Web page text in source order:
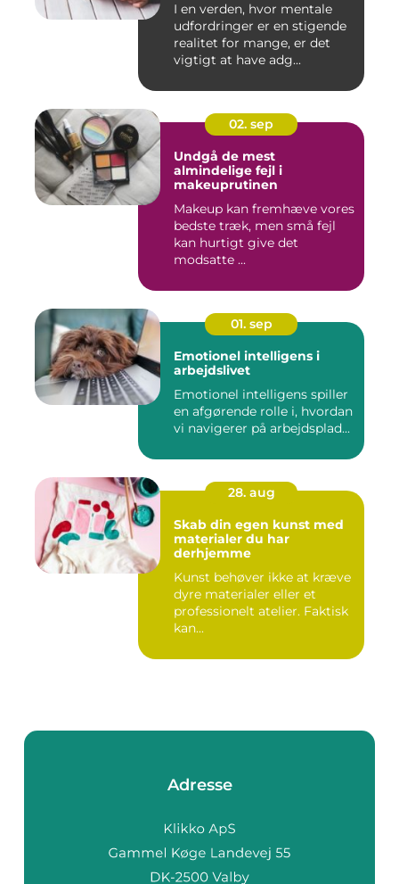
I en verden, hvor mentale
udfordringer er en stigende
realitet for mange, er det
vigtigt at have adg...
02. sep
Undgå de mest
almindelige fejl i
makeuprutinen
Makeup kan fremhæve vores
bedste træk, men små fejl
kan hurtigt give det
modsatte ...
01. sep
Emotionel intelligens i
arbejdslivet
Emotionel intelligens spiller
en afgørende rolle i, hvordan
vi navigerer på arbejdsplad...
28. aug
Skab din egen kunst med
materialer du har
derhjemme
Kunst behøver ikke at kræve
dyre materialer eller et
professionelt atelier. Faktisk
kan...
Adresse